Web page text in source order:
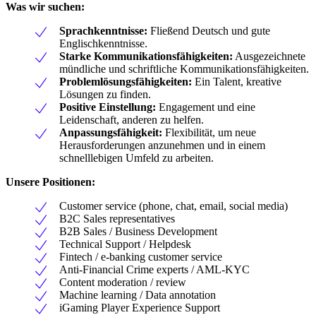
Was wir suchen:
Sprachkenntnisse: Fließend Deutsch und gute
Englischkenntnisse.
Starke Kommunikationsfähigkeiten: Ausgezeichnete
mündliche und schriftliche Kommunikationsfähigkeiten.
Problemlösungsfähigkeiten: Ein Talent, kreative
Lösungen zu finden.
Positive Einstellung: Engagement und eine
Leidenschaft, anderen zu helfen.
Anpassungsfähigkeit: Flexibilität, um neue
Herausforderungen anzunehmen und in einem
schnelllebigen Umfeld zu arbeiten.
Unsere Positionen:
Customer service (phone, chat, email, social media)
B2C Sales representatives
B2B Sales / Business Development
Technical Support / Helpdesk
Fintech / e-banking customer service
Anti-Financial Crime experts / AML-KYC
Content moderation / review
Machine learning / Data annotation
iGaming Player Experience Support